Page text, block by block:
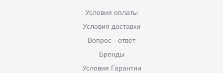
Условия оплаты
Условия доставки
Вопрос - ответ
Бренды
Условия Гарантии